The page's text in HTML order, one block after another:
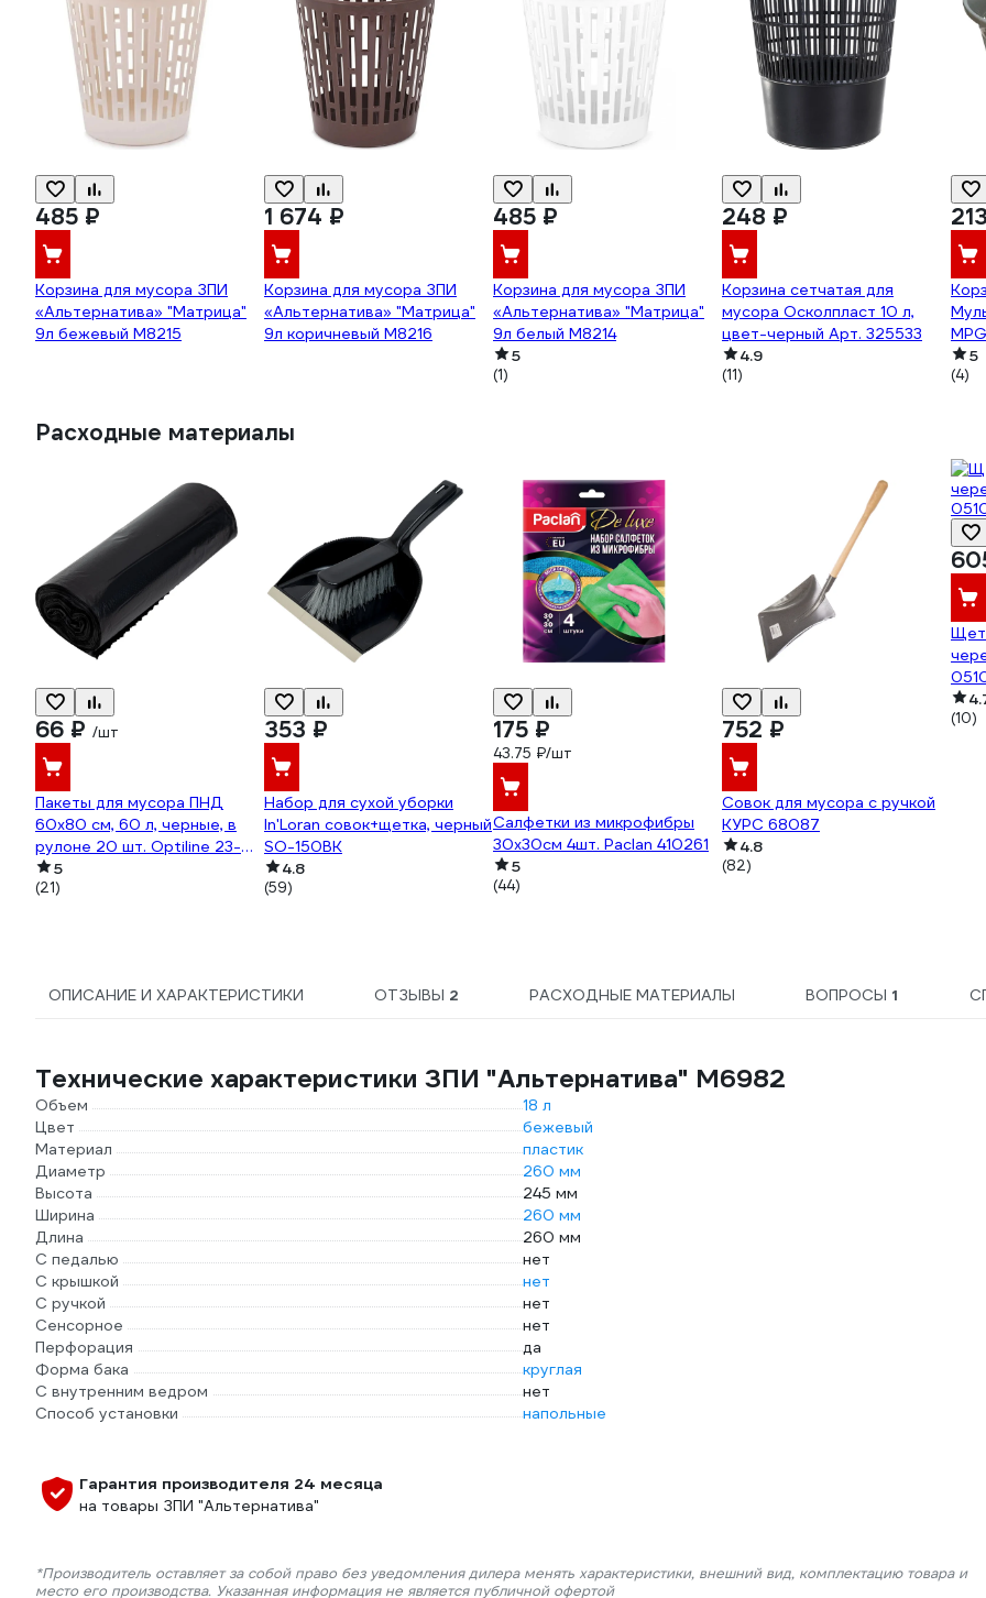
485 ₽
Корзина для мусора ЗПИ
«Альтернатива» "Матрица"
9л бежевый М8215
1 674 ₽
Корзина для мусора ЗПИ
«Альтернатива» "Матрица"
9л коричневый М8216
485 ₽
Корзина для мусора ЗПИ
«Альтернатива» "Матрица"
9л белый М8214
5
(1)
248 ₽
Корзина сетчатая для
мусора Осколпласт 10 л,
цвет-черный Арт. 325533
4.9
(11)
5
(4)
Расходные материалы
66 ₽ /шт
Пакеты для мусора ПНД
60x80 см, 60 л, черные, в
рулоне 20 шт. Optiline 23-
1054
5
(21)
353 ₽
Набор для сухой уборки
In'Loran совок+щетка, черный
SO-150BK
4.8
(59)
175 ₽
43.75 ₽/шт
Салфетки из микрофибры
30х30см 4шт. Paclan 410261
5
(44)
752 ₽
Совок для мусора с ручкой
КУРС 68087
4.8
(82)
(10)
ОПИСАНИЕ И ХАРАКТЕРИСТИКИ ОТЗЫВЫ 2 РАСХОДНЫЕ МАТЕРИАЛЫ ВОПРОСЫ 1
Технические характеристики ЗПИ "Альтернатива" М6982
Объем
18 л
Цвет
бежевый
Материал
пластик
Диаметр
260 мм
Высота
245 мм
Ширина
260 мм
Длина
260 мм
С педалью
нет
С крышкой
нет
С ручкой
нет
Сенсорное
нет
Перфорация
да
Форма бака
круглая
С внутренним ведром
нет
Способ установки
напольные
Гарантия производителя 24 месяца
на товары ЗПИ "Альтернатива"
*Производитель оставляет за собой право без уведомления дилера менять характеристики, внешний вид, комплектацию товара и
место его производства. Указанная информация не является публичной офертой